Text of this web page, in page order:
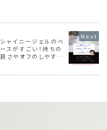
シャイニージェルのベ
ースがすごい！持ちの
良さやオフのしやすさ